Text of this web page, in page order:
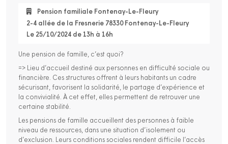
Pension familiale Fontenay-Le-Fleury
2-4 allée de la Fresnerie 78330 Fontenay-Le-Fleury
Le 25/10/2024 de 13h à 16h
Une pension de famille, c’est quoi?
=> Lieu d’accueil destiné aux personnes en difficulté sociale ou
financière. Ces structures offrent à leurs habitants un cadre
sécurisant, favorisent la solidarité, le partage d’expérience et
la convivialité. À cet effet, elles permettent de retrouver une
certaine stabilité.
Les pensions de famille accueillent des personnes à faible
niveau de ressources, dans une situation d’isolement ou
d’exclusion. Leurs conditions sociales rendent difficile l’accès